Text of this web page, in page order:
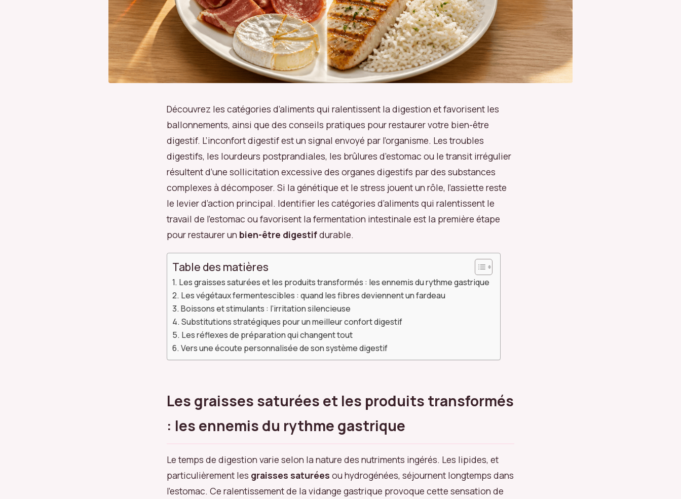
Découvrez les catégories d’aliments qui ralentissent la digestion et favorisent les
ballonnements, ainsi que des conseils pratiques pour restaurer votre bien-être
digestif. L’inconfort digestif est un signal envoyé par l’organisme. Les troubles
digestifs, les lourdeurs postprandiales, les brûlures d’estomac ou le transit irrégulier
résultent d’une sollicitation excessive des organes digestifs par des substances
complexes à décomposer. Si la génétique et le stress jouent un rôle, l’assiette reste
le levier d’action principal. Identifier les catégories d’aliments qui ralentissent le
travail de l’estomac ou favorisent la fermentation intestinale est la première étape
pour restaurer un bien-être digestifdurable.
Table des matières
Les graisses saturées et les produits transformés : les ennemis du rythme gastrique
Les végétaux fermentescibles : quand les fibres deviennent un fardeau
Boissons et stimulants : l’irritation silencieuse
Substitutions stratégiques pour un meilleur confort digestif
Les réflexes de préparation qui changent tout
Vers une écoute personnalisée de son système digestif
Les graisses saturées et les produits transformés
: les ennemis du rythme gastrique
Le temps de digestion varie selon la nature des nutriments ingérés. Les lipides, et
particulièrement les graisses saturées ou hydrogénées, séjournent longtemps dans
l’estomac. Ce ralentissement de la vidange gastrique provoque cette sensation de